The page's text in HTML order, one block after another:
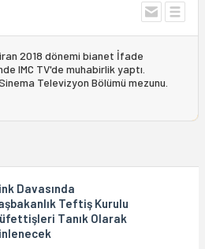
2018 dönemi bianet İfade
IMC TV'de muhabirlik yaptı.
Televizyon Bölümü mezunu.
Davasında
Teftiş Kurulu
Tanık Olarak